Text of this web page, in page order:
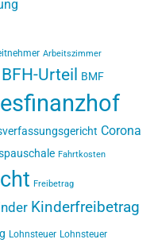
Arbeitszimmer
BFH-Urteil BMF
Corona
Fahrtkosten
Freibetrag
Kinderfreibetrag
Lohnsteuer Lohnsteuer